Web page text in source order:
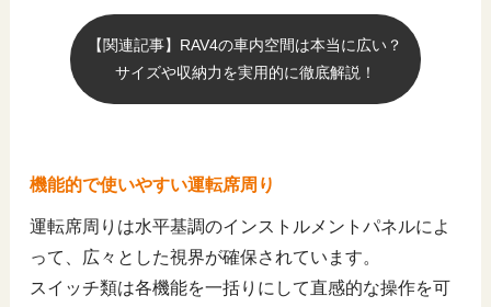
【関連記事】RAV4の車内空間は本当に広い？
サイズや収納力を実用的に徹底解説！
機能的で使いやすい運転席周り
運転席周りは水平基調のインストルメントパネルによ
って、広々とした視界が確保されています。
スイッチ類は各機能を一括りにして直感的な操作を可